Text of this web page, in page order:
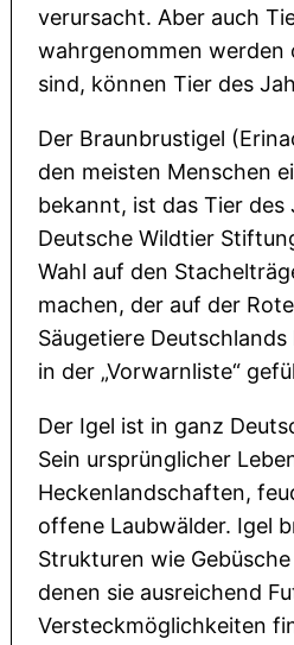
verursacht. Aber auch
wahrgenommen werden
sind, können Tier des
Der Braunbrustigel
den meisten Menschen
bekannt, ist das Tier des
Deutsche Wildtier
Wahl auf den
machen, der auf der
Säugetiere
in der „Vorwarnliste“
Der Igel ist in ganz
Sein ursprünglicher
Heckenlandschaften,
offene Laubwälder. Igel
Strukturen wie
denen sie ausreichend
Versteckmöglichkeiten